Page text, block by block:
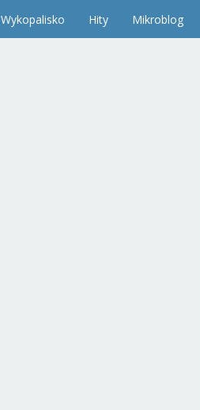
Wykopalisko Hity Mikroblog